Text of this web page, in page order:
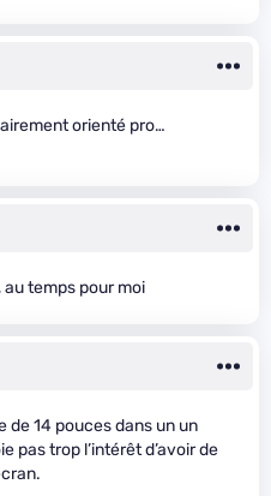
orienté pro…
temps pour moi
de 14 pouces dans un un
pas trop l’intérêt d’avoir de